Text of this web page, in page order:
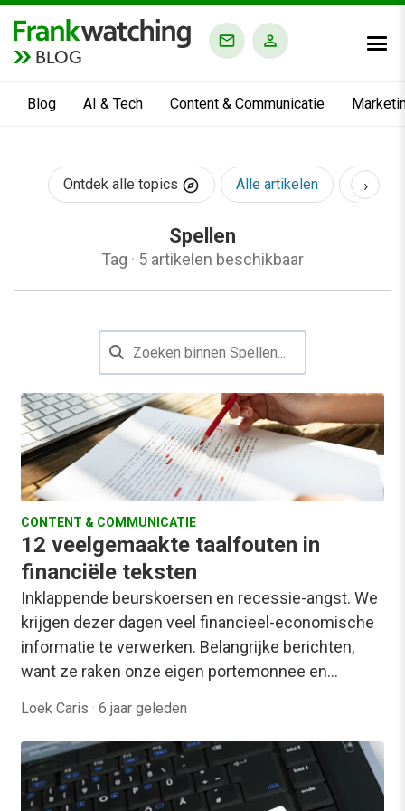
BLOG
Blog AI & Tech Content & Communicatie
Ontdek alle topics Alle artikelen AI &
›
Spellen
Tag · 5 artikelen beschikbaar
CONTENT & COMMUNICATIE
12 veelgemaakte taalfouten in
financiële teksten
Inklappende beurskoersen en recessie-angst. We
krijgen dezer dagen veel financieel-economische
informatie te verwerken. Belangrijke berichten,
want ze raken onze eigen portemonnee en…
Loek Caris · 6 jaar geleden